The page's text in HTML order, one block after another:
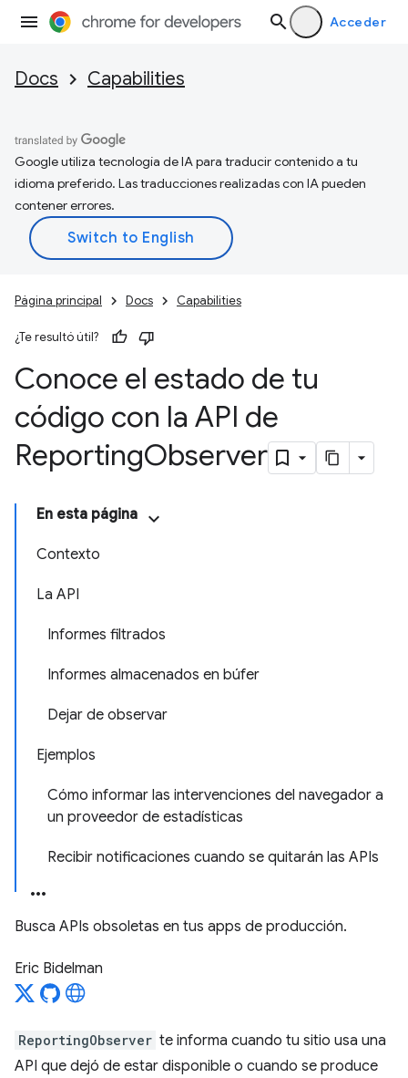
Acceder
Docs Capabilities
Google utiliza tecnología de IA para traducir contenido a tu
idioma preferido. Las traducciones realizadas con IA pueden
contener errores.
Página principal Docs Capabilities
¿Te resultó útil?
Conoce el estado de tu
código con la API de
ReportingObserver
En esta página
Contexto
La API
Informes filtrados
Informes almacenados en búfer
Dejar de observar
Ejemplos
Cómo informar las intervenciones del navegador a
un proveedor de estadísticas
Recibir notificaciones cuando se quitarán las APIs
Busca APIs obsoletas en tus apps de producción.
Eric Bidelman
ReportingObserver te informa cuando tu sitio usa una
API que dejó de estar disponible o cuando se produce